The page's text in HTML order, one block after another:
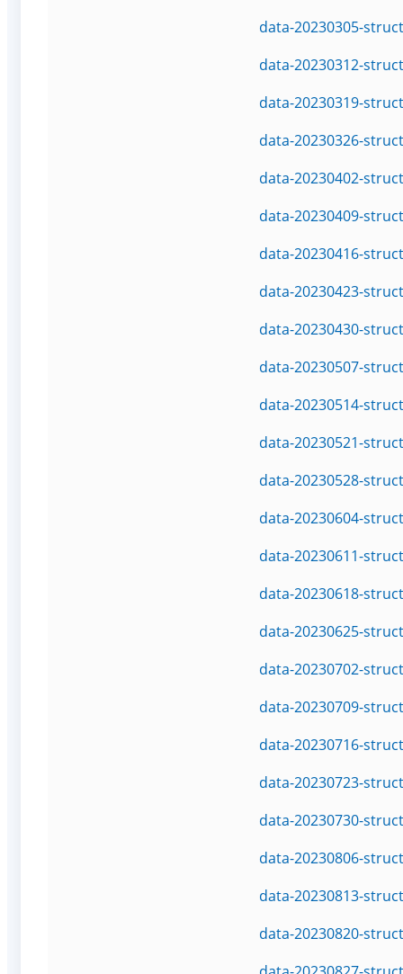
data-20230305-
data-20230312-
data-20230319-
data-20230326-
data-20230402-
data-20230409-
data-20230416-
data-20230423-
data-20230430-
data-20230507-
data-20230514-
data-20230521-
data-20230528-
data-20230604-
data-20230611-
data-20230618-
data-20230625-
data-20230702-
data-20230709-
data-20230716-
data-20230723-
data-20230730-
data-20230806-
data-20230813-
data-20230820-